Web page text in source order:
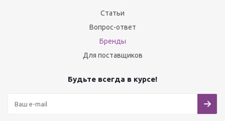
Статьи
Вопрос-ответ
Бренды
Для поставщиков
Будьте всегда в курсе!